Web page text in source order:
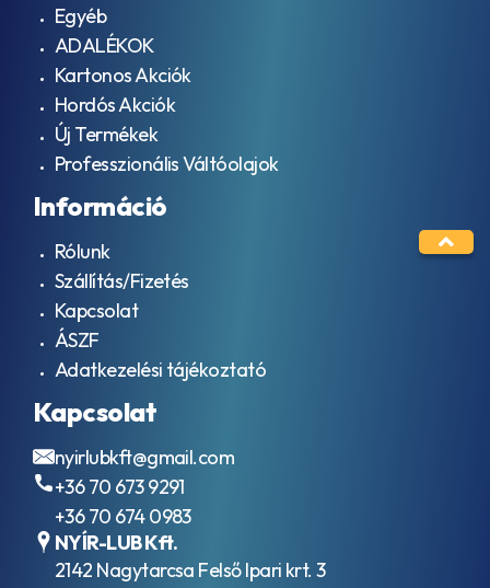
Egyéb
ADALÉKOK
Kartonos Akciók
Hordós Akciók
Új Termékek
Professzionális Váltóolajok
Információ
Rólunk
Szállítás/Fizetés
Kapcsolat
ÁSZF
Adatkezelési tájékoztató
Kapcsolat
nyirlubkft@gmail.com
+36 70 673 9291
+36 70 674 0983
NYÍR-LUB Kft.
2142 Nagytarcsa Felső Ipari krt. 3